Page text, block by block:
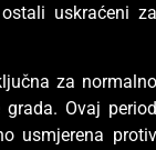
uskraćeni za
za normalno
Ovaj period
usmjerena protiv